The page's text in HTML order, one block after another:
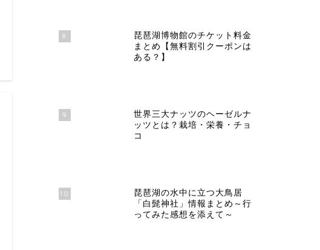
8
琵琶湖博物館のチケット料金
まとめ【無料割引クーポンは
ある？】
9
世界三大ナッツのヘーゼルナ
ッツとは？栽培・栄養・チョ
コ
10
琵琶湖の水中に立つ大鳥居
「白髭神社」情報まとめ～行
ってみた感想を添えて～